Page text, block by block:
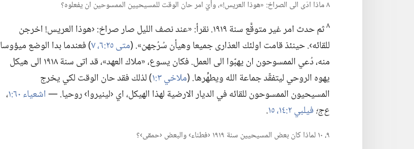
٨ ماذا ادّى الى الصراخ:‏ «هوذا العريس!‏»،‏ وأيّ امر حان الوقت للمسيحيين الممسوحين ان يفعلوه؟‏
٨
ثم حدث امر غير متوقَّع سنة ١٩١٩.‏ نقرأ:‏ «عند نصف الليل صار صراخ:‏ ‹هوذا العريس!‏ اخرجن
للقائه›.‏ حينئذ قامت اولئك العذارى جميعا وهيأن سُرُجهن».‏ (‏متى ٢٥:‏٦،‏ ٧
‏)‏ فعندما بدا الوضع ميؤوسا
منه،‏ دُعي الممسوحون ان يهبّوا الى العمل.‏ فكان يسوع،‏ «ملاك العهد»،‏ قد اتى سنة ١٩١٨ الى هيكل
يهوه الروحي ليتفقّد جماعة الله ويطهِّرها.‏ (‏ملاخي ٣:‏١
‏)‏ لذلك فقد حان الوقت لكي يخرج
المسيحيون الممسوحون للقائه في الديار الارضية لهذا الهيكل،‏ اي ‹لينيروا› روحيا.‏ —‏اشعياء ٦٠:‏١
‏،‏
ع‌ج؛‏فيلبي ٢:‏١٤،‏ ١٥ ‏.‏
٩،‏ ١٠ لماذا كان بعض المسيحيين سنة ١٩١٩ ‹فطناء› والبعض ‹حمقى›؟‏